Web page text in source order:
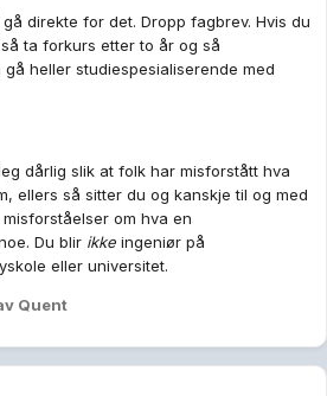
direkte for det. Dropp fagbrev. Hvis du
ta forkurs etter to år og så
heller studiespesialiserende med
dårlig slik at folk har misforstått hva
ellers så sitter du og kanskje til og med
om hva en
Du blir ikke ingeniør på
eller universitet.
Quent